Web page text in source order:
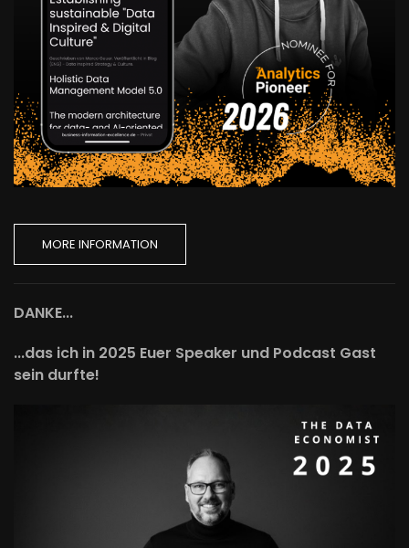
MORE INFORMATION
DANKE...
...das ich in 2025 Euer Speaker und Podcast Gast
sein durfte!